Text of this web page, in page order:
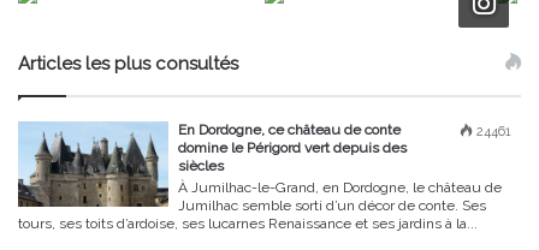
Articles les plus consultés
24461
En Dordogne, ce château de conte
domine le Périgord vert depuis des
siècles
À Jumilhac-le-Grand, en Dordogne, le château de
Jumilhac semble sorti d’un décor de conte. Ses
tours, ses toits d’ardoise, ses lucarnes Renaissance et ses jardins à la...